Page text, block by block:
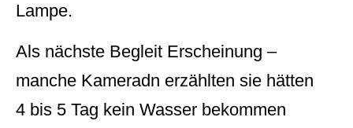
Lampe.
Als nächste Begleit Erscheinung –
manche Kameradn erzählten sie hätten
4 bis 5 Tag kein Wasser bekommen